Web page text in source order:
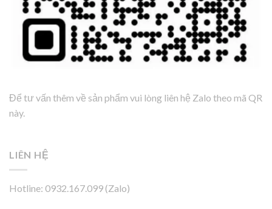
Để tư vấn thêm về sản phẩm vui lòng liên hệ Zalo theo mã QR
này.
LIÊN HỆ
Hotline: 0932.167.099 (Zalo)